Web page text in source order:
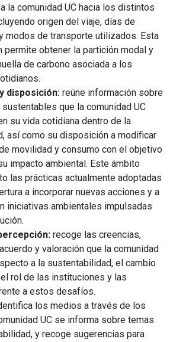
la comunidad UC hacia los distintos
origen del viaje, días de
modos de transporte utilizados. Esta
permite obtener la partición modal y
de carbono asociada a los
disposición: reúne información sobre
que la comunidad UC
su vida cotidiana dentro de la
así como su disposición a modificar
movilidad y consumo con el objetivo
impacto ambiental. Este ámbito
las prácticas actualmente adoptadas
a incorporar nuevas acciones y a
iniciativas ambientales impulsadas
recoge las creencias,
y valoración que la comunidad
a la sustentabilidad, el cambio
rol de las instituciones y las
a estos desafíos.
los medios a través de los
UC se informa sobre temas
y recoge sugerencias para